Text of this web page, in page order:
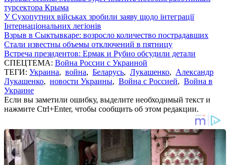
турсектора Крыма
У Сухопутних військах зробили заяву щодо інтеграції
Інтернаціональних легіонів
Взрыв в Сыктывкаре: возросло количество пострадавших
Стали известны объемы отключений в пятницу
Встреча президентов: Ермак и Рубио обсудили детали
СПЕЦТЕМА: Война России с Украиной
ТЕГИ: Украина, война, Беларусь, Лукашенко, Александр
Лукашенко, новости Украины, Война с Россией, Война в
Украине
Если вы заметили ошибку, выделите необходимый текст и
нажмите Ctrl+Enter, чтобы сообщить об этом редакции.